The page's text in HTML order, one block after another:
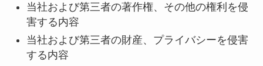
当社および第三者の著作権、その他の権利を侵
害する内容
当社および第三者の財産、プライバシーを侵害
する内容